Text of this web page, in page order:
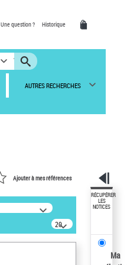
Une question ? Historique
AUTRES RECHERCHES
Ajouter à mes références
20
résultats/page
RÉCUPÉRER
LES
NOTICES
Ma